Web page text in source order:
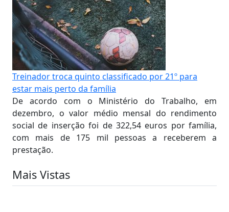
Treinador troca quinto classificado por 21º para
estar mais perto da família
De acordo com o Ministério do Trabalho, em
dezembro, o valor médio mensal do rendimento
social de inserção foi de 322,54 euros por família,
com mais de 175 mil pessoas a receberem a
prestação.
Mais Vistas